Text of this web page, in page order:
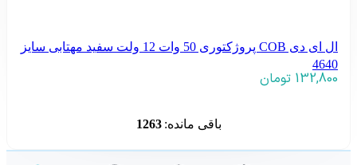
ال ای دی COB پروژکتوری 50 وات 12 ولت سفید مهتابی سایز
4640
132,800 تومان
باقی مانده: 1263